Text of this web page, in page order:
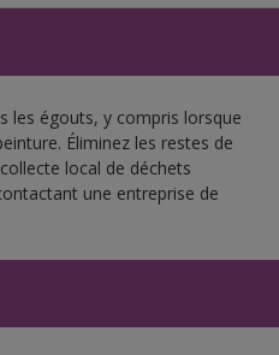
les égouts, y compris lorsque
Éliminez les restes de
local de déchets
une entreprise de